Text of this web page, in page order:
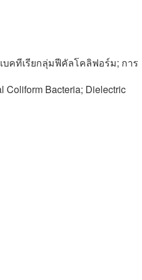
คทีเรียกลุ่มฟีคัลโคลิฟอร์ม; การ
Coliform Bacteria; Dielectric
Khalid, “Physiochemical
of Beverages, 2019, pp. 227–